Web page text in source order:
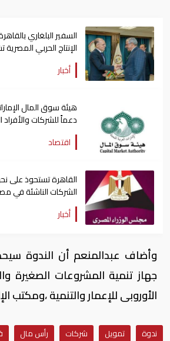
السفير البلغاري
الإنتاج الحربي
معها
أخبار
دعماً للشركات
اقتصاد
الشركات الناشئة في
أخبار
وأضاف عبدالمنعم أن الندوة
جهاز تنمية المشروعات الصغيرة
الأوروبى للإعمار والتنمية ،ومكتب
ندوة تمويل شركات رأس مال